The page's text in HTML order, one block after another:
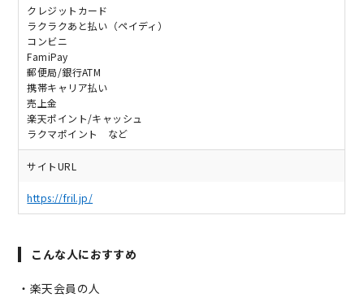
クレジットカード
ラクラクあと払い（ペイディ）
コンビニ
FamiPay
郵便局/銀行ATM
携帯キャリア払い
売上金
楽天ポイント/キャッシュ
ラクマポイント など
サイトURL
https://fril.jp/
こんな人におすすめ
・楽天会員の人